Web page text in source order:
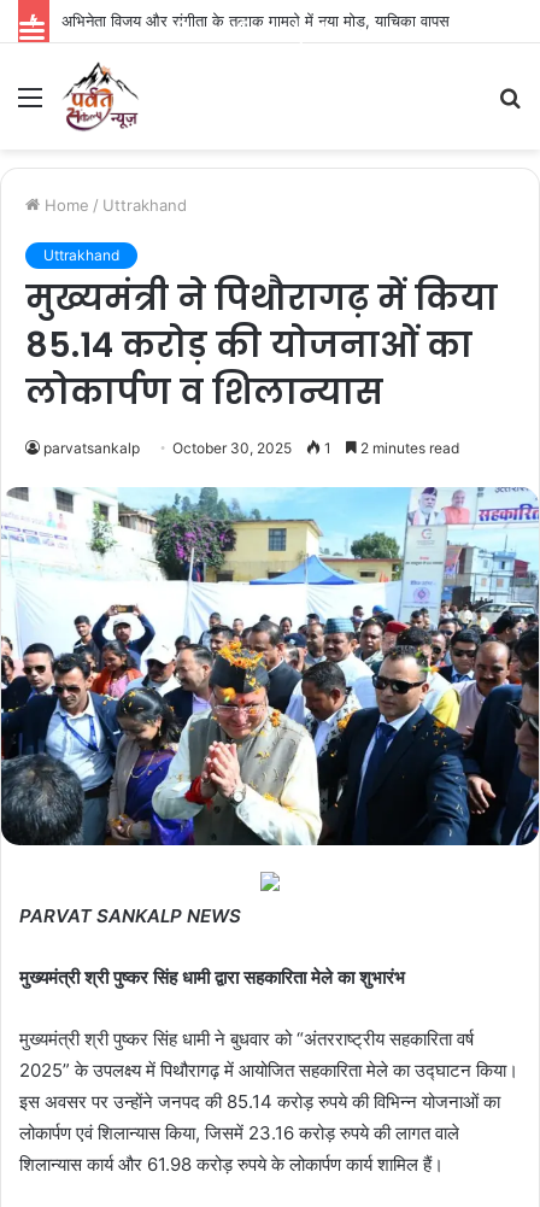
अभिनेता विजय और संगीता के तलाक मामले में नया मोड़, याचिका वापस
Menu
Home / Uttrakhand
Uttrakhand
मुख्यमंत्री ने पिथौरागढ़ में किया
85.14 करोड़ की योजनाओं का
लोकार्पण व शिलान्यास
parvatsankalp October 30, 2025 1 2 minutes read
PARVAT SANKALP NEWS
मुख्यमंत्री श्री पुष्कर सिंह धामी द्वारा सहकारिता मेले का शुभारंभ
मुख्यमंत्री श्री पुष्कर सिंह धामी ने बुधवार को “अंतरराष्ट्रीय सहकारिता वर्ष
2025” के उपलक्ष्य में पिथौरागढ़ में आयोजित सहकारिता मेले का उद्घाटन किया।
इस अवसर पर उन्होंने जनपद की 85.14 करोड़ रुपये की विभिन्न योजनाओं का
लोकार्पण एवं शिलान्यास किया, जिसमें 23.16 करोड़ रुपये की लागत वाले
शिलान्यास कार्य और 61.98 करोड़ रुपये के लोकार्पण कार्य शामिल हैं।
Parvat Sankalp News